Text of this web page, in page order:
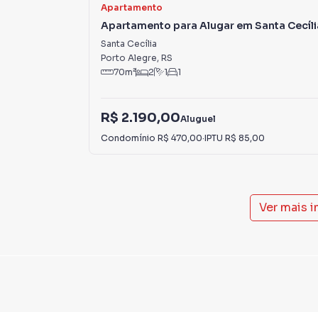
Apartamento
Apartamento para Alugar em Santa
Santa Cecília
Porto Alegre, RS
70m² 2 1 1
R$ 2.190,00Aluguel
Condomínio R$ 470,00·IPTU R$ 85,00
Ver mais